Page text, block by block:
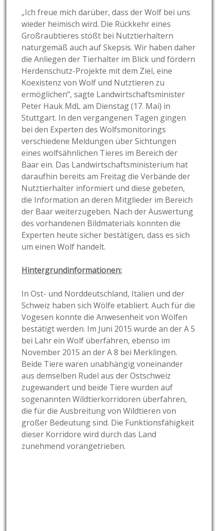
„Ich freue mich darüber, dass der Wolf bei uns
wieder heimisch wird. Die Rückkehr eines
Großraubtieres stößt bei Nutztierhaltern
naturgemäß auch auf Skepsis. Wir haben daher
die Anliegen der Tierhalter im Blick und fördern
Herdenschutz-Projekte mit dem Ziel, eine
Koexistenz von Wolf und Nutztieren zu
ermöglichen“, sagte Landwirtschaftsminister
Peter Hauk MdL am Dienstag (17. Mai) in
Stuttgart. In den vergangenen Tagen gingen
bei den Experten des Wolfsmonitorings
verschiedene Meldungen über Sichtungen
eines wolfsähnlichen Tieres im Bereich der
Baar ein. Das Landwirtschaftsministerium hat
daraufhin bereits am Freitag die Verbände der
Nutztierhalter informiert und diese gebeten,
die Information an deren Mitglieder im Bereich
der Baar weiterzugeben. Nach der Auswertung
des vorhandenen Bildmaterials konnten die
Experten heute sicher bestätigen, dass es sich
um einen Wolf handelt.
Hintergrundinformationen:
In Ost- und Norddeutschland, Italien und der
Schweiz haben sich Wölfe etabliert. Auch für die
Vogesen konnte die Anwesenheit von Wölfen
bestätigt werden. Im Juni 2015 wurde an der A 5
bei Lahr ein Wolf überfahren, ebenso im
November 2015 an der A 8 bei Merklingen.
Beide Tiere waren unabhängig voneinander
aus demselben Rudel aus der Ostschweiz
zugewandert und beide Tiere wurden auf
sogenannten Wildtierkorridoren überfahren,
die für die Ausbreitung von Wildtieren von
großer Bedeutung sind. Die Funktionsfähigkeit
dieser Korridore wird durch das Land
zunehmend vorangetrieben.